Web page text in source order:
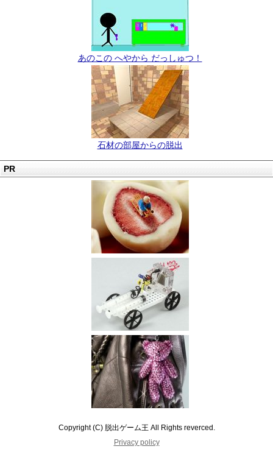
あのこの へやから だっしゅつ！
石材の部屋からの脱出
PR
Copyright (C) 脱出ゲーム王 All Rights reverced.
Privacy policy